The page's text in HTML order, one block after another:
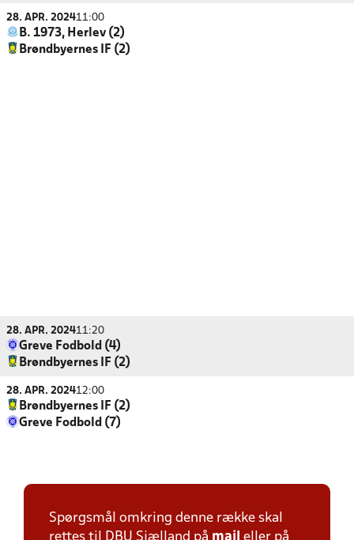
28. APR. 202411:00
B. 1973, Herlev (2)
Brøndbyernes IF (2)
28. APR. 202411:20
Greve Fodbold (4)
Brøndbyernes IF (2)
28. APR. 202412:00
Brøndbyernes IF (2)
Greve Fodbold (7)
Spørgsmål omkring denne række skal
rettes til DBU Sjælland på mail eller på